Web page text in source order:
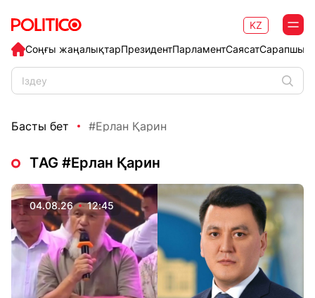
Соңғы жаңалықтарПрезидентПарламентСаясат
KZ
Басты бет #Ерлан Қарин
ТAG #Ерлан Қарин
04.08.26 12:45